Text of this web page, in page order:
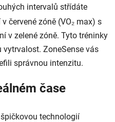
intervalů střídáte
červené zóně (VO₂ max) s
v zelené zóně. Tyto tréninky
ZoneSense vás
správnou intenzitu.
čase
technologií